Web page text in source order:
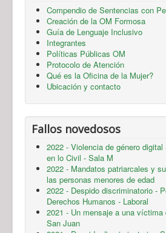
Compendio de Sentencias con
Creación de la OM Formosa
Guía de Lenguaje Inclusivo
Integrantes
Políticas Públicas OM
Protocolo de Atención
Qué es la Oficina de la Mujer?
Ubicación y contacto
Fallos novedosos
2022 - Violencia de género digital
en lo Civil - Sala M
2022 - Mandatos patriarcales y
las personas menores de edad
2022 - Despido discriminatorio -
Derechos Humanos - Laboral
2021 - Un mensaje a una
San Juan